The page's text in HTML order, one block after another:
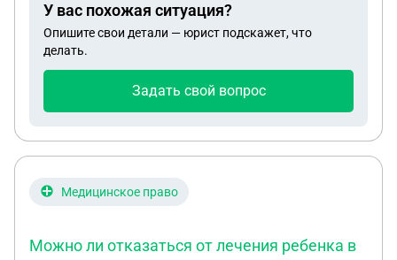
У вас похожая ситуация?
Опишите свои детали — юрист подскажет, что
делать.
Задать свой вопрос
Медицинское право
Можно ли отказаться от лечения ребенка в